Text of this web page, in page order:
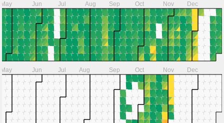
May Jun Jul Aug Sep Oct Nov Dec
May Jun Jul Aug Sep Oct Nov Dec